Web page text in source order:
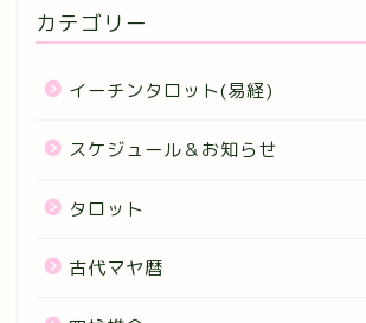
カテゴリー
イーチンタロット(易経)
スケジュール＆お知らせ
タロット
古代マヤ暦